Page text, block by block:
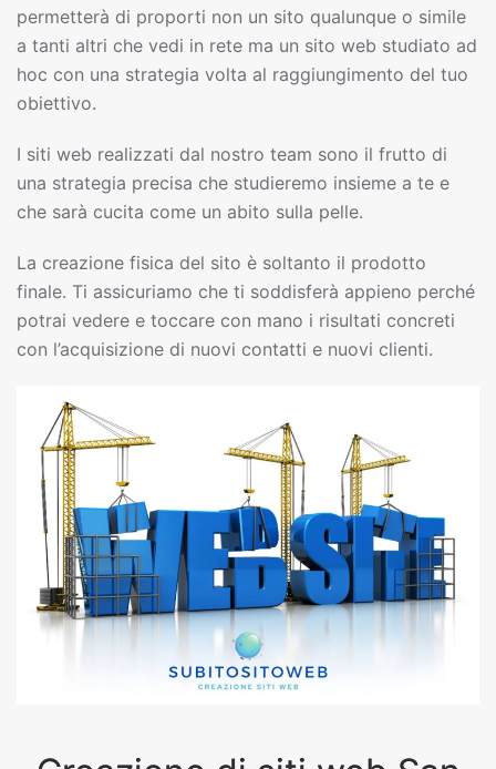
permetterà di proporti non un sito qualunque o simile
a tanti altri che vedi in rete ma un sito web studiato ad
hoc con una strategia volta al raggiungimento del tuo
obiettivo.
I siti web realizzati dal nostro team sono il frutto di
una strategia precisa che studieremo insieme a te e
che sarà cucita come un abito sulla pelle.
La creazione fisica del sito è soltanto il prodotto
finale. Ti assicuriamo che ti soddisferà appieno perché
potrai vedere e toccare con mano i risultati concreti
con l’acquisizione di nuovi contatti e nuovi clienti.